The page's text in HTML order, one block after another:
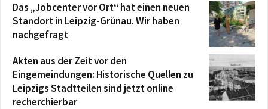
Das „Jobcenter vor Ort“ hat einen neuen
Standort in Leipzig-Grünau. Wir haben
nachgefragt
Akten aus der Zeit vor den
Eingemeindungen: Historische Quellen zu
Leipzigs Stadtteilen sind jetzt online
recherchierbar